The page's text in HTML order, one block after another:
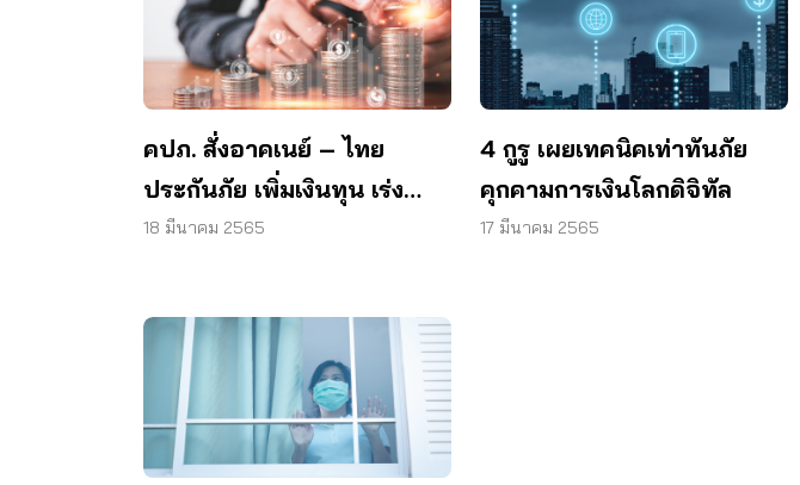
คปภ. สั่งอาคเนย์ – ไทย
ประกันภัย เพิ่มเงินทุน เร่ง
เยียวยาผู้ซื้อประกัน
18 มีนาคม 2565
4 กูรู เผยเทคนิคเท่าทันภัย
คุกคามการเงินโลกดิจิทัล
17 มีนาคม 2565